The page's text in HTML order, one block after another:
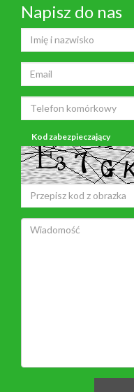
Napisz do nas
Kod zabezpieczający